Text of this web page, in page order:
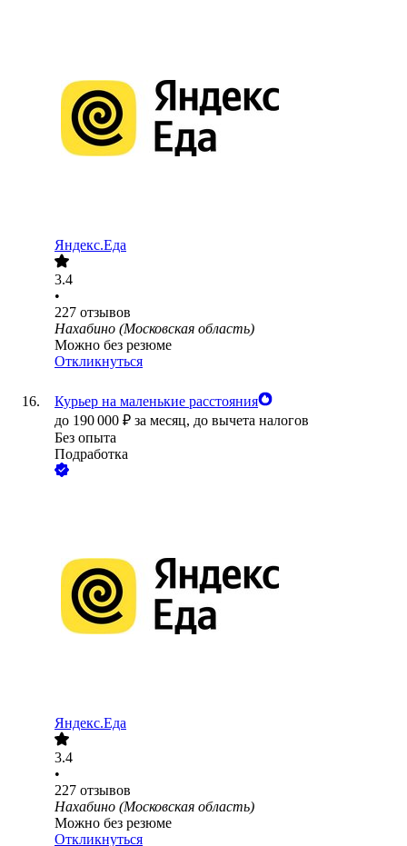
Яндекс.Еда
3.4
•
227 отзывов
Нахабино (Московская область)
Можно без резюме
Откликнуться
Курьер на маленькие расстояния
до 190 000 ₽ за месяц, до вычета налогов
Без опыта
Подработка
Яндекс.Еда
3.4
•
227 отзывов
Нахабино (Московская область)
Можно без резюме
Откликнуться